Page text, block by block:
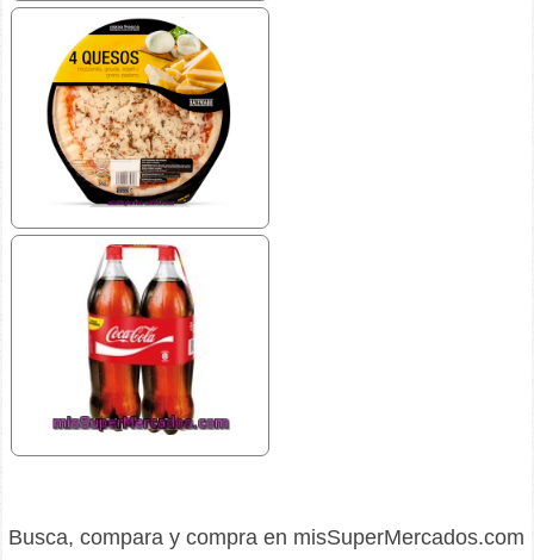
Busca, compara y compra en misSuperMercados.com